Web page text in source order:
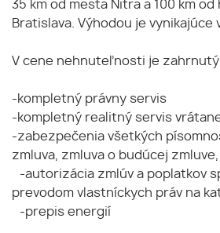
35 km od mesta Nitra a 100 km
Bratislava. Výhodou je vynikajúce
V cene nehnuteľnosti je
-kompletný právny servis
-kompletný realitný servis
-zabezpečenia všetkých
zmluva, zmluva o budúcej
-autorizácia zmlúv a poplatkov
prevodom vlastníckych práv na
-prepis energií